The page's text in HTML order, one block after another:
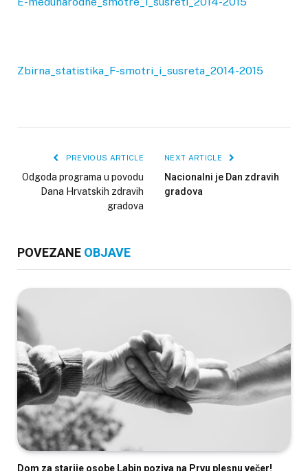
Zbirna_statistika_F-smotri_i_susreta_2014-2015
PREVIOUS ARTICLE
Odgoda programa u povodu
Dana Hrvatskih zdravih
gradova
NEXT ARTICLE
Nacionalni je Dan zdravih
gradova
POVEZANE OBJAVE
Dom za starije osobe Labin poziva na Prvu plesnu večer!